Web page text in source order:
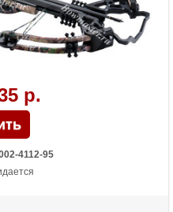
от холостого выстрела,
предохранитель
р.
4112-95